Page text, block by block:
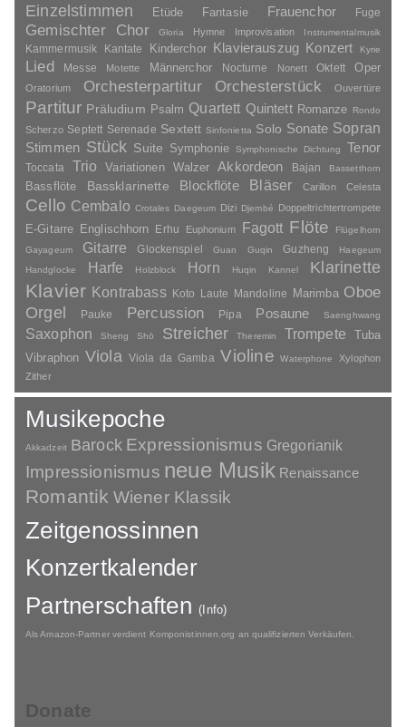
Einzelstimmen
Etüde Fantasie Frauenchor Fuge
Gemischter Chor Gloria Hymne Improvisation Instrumentalmusik
Kammermusik Kantate Kinderchor Klavierauszug Konzert Kyrie
Lied Messe Motette Männerchor Nocturne Nonett Oktett Oper
Oratorium Orchesterpartitur Orchesterstück Ouvertüre
Partitur Präludium Psalm Quartett Quintett Romanze Rondo
Scherzo Septett Serenade Sextett Sinfonietta Solo Sonate Sopran
Stimmen Stück Suite Symphonie Symphonische Dichtung Tenor
Toccata Trio Variationen Walzer Akkordeon Bajan Bassetthorn
Bassflöte Bassklarinette Blockflöte Bläser Carillon Celesta
Cello Cembalo Crotales Daegeum Dizi Djembé Doppeltrichtertrompete
E-Gitarre Englischhorn Erhu Euphonium Fagott Flöte
Flügelhorn
Gayageum
Gitarre Glockenspiel Guan Guqin Guzheng
Haegeum
Handglocke
Harfe Holzblock Horn Huqin Kannel Klarinette
Klavier Kontrabass Koto Laute Mandoline Marimba Oboe
Orgel Pauke Percussion Pipa Posaune Saenghwang
Saxophon Sheng Shō Streicher Theremin Trompete
Tuba
Vibraphon Viola Viola da Gamba Violine Waterphone
Xylophon
Zither
Musikepoche
Akkadzeit Barock Expressionismus Gregorianik
Impressionismus neue Musik Renaissance
Romantik Wiener Klassik
Zeitgenossinnen
Konzertkalender
Partnerschaften(Info)
Als Amazon-Partner verdient Komponistinnen.org an qualifizierten Verkäufen.
Donate